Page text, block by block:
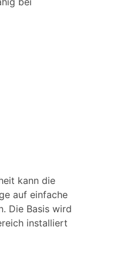
kann die
auf einfache
Die Basis wird
installiert